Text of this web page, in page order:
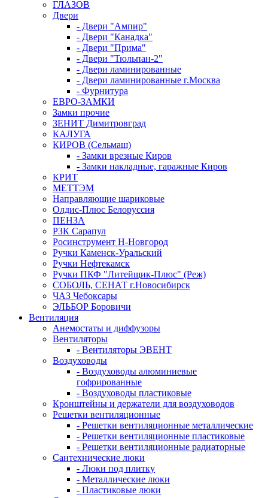
ГЛАЗОВ
Двери
- Двери "Ампир"
- Двери "Канадка"
- Двери "Прима"
- Двери "Тюльпан-2"
- Двери ламинированные
- Двери ламинированные г.Москва
- Фурнитура
ЕВРО-ЗАМКИ
Замки прочие
ЗЕНИТ Димитровград
КАЛУГА
КИРОВ (Сельмаш)
- Замки врезные Киров
- Замки накладные, гаражные Киров
КРИТ
МЕТТЭМ
Направляющие шариковые
Олдис-Плюс Белоруссия
ПЕНЗА
РЗК Сарапул
Росинструмент Н-Новгород
Ручки Каменск-Уральский
Ручки Нефтекамск
Ручки ПКФ "Литейщик-Плюс" (Реж)
СОБОЛЬ, СЕНАТ г.Новосибирск
ЧАЗ Чебоксары
ЭЛЬБОР Боровичи
Вентиляция
Анемостаты и диффузоры
Вентиляторы
- Вентиляторы ЭВЕНТ
Воздуховоды
- Воздуховоды алюминиевые
гофрированные
- Воздуховоды пластиковые
Кронштейны и держатели для воздуховодов
Решетки вентиляционные
- Решетки вентиляционные металлические
- Решетки вентиляционные пластиковые
- Решетки вентиляционные радиаторные
Сантехнические люки
- Люки под плитку
- Металлические люки
- Пластиковые люки